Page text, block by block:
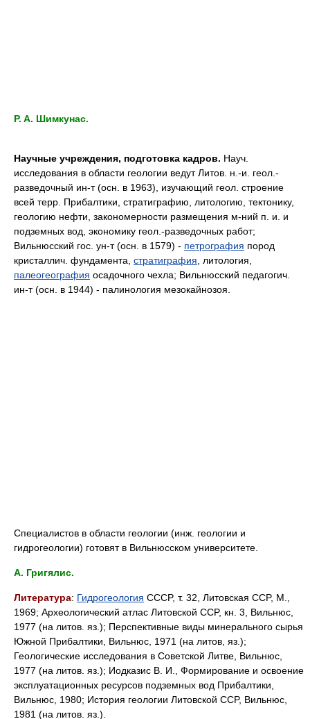
P. A. Шимкунас.
Научные учреждения, подготовка кадров. Науч.
исследования в области геологии ведут Литов. н.-и. геол.-
разведочный ин-т (осн. в 1963), изучающий геол. строение
всей терр. Прибалтики, стратиграфию, литологию, тектонику,
геологию нефти, закономерности размещения м-ний п. и. и
подземных вод, экономику геол.-разведочных работ;
Вильнюсский гос. ун-т (осн. в 1579) - петрография пород
кристаллич. фундамента, стратиграфия, литология,
палеогеография осадочного чехла; Вильнюсский педагогич.
ин-т (осн. в 1944) - палинология мезокайнозоя.
Специалистов в области геологии (инж. геологии и
гидрогеологии) готовят в Вильнюсском университете.
A. Григялис.
Литература: Гидрогеология CCCP, т. 32, Литовская CCP, M.,
1969; Археологический атлас Литовской CCP, кн. 3, Вильнюс,
1977 (на литов. яз.); Перспективные виды минерального сырья
Южной Прибалтики, Вильнюс, 1971 (на литов, яз.);
Геологические исследования в Советской Литве, Вильнюс,
1977 (на литов. яз.); Иодказис B. И., Формирование и освоение
эксплуатационных ресурсов подземных вод Прибалтики,
Вильнюс, 1980; История геологии Литовской CCP, Вильнюс,
1981 (на литов. яз.).